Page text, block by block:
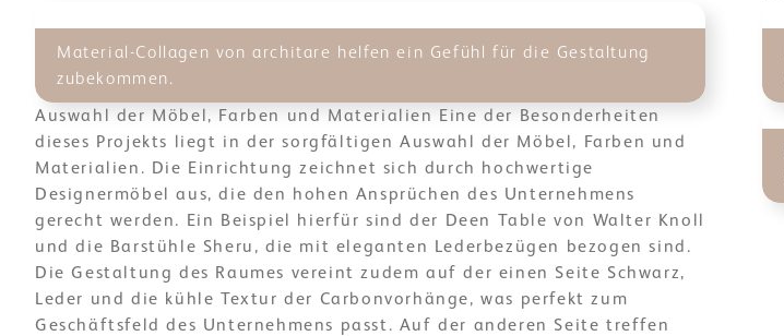
Material-Collagen von architare helfen ein Gefühl für die Gestaltung
zubekommen.
Auswahl der Möbel, Farben und Materialien Eine der Besonderheiten
dieses Projekts liegt in der sorgfältigen Auswahl der Möbel, Farben und
Materialien. Die Einrichtung zeichnet sich durch hochwertige
Designermöbel aus, die den hohen Ansprüchen des Unternehmens
gerecht werden. Ein Beispiel hierfür sind der Deen Table von Walter Knoll
und die Barstühle Sheru, die mit eleganten Lederbezügen bezogen sind.
Die Gestaltung des Raumes vereint zudem auf der einen Seite Schwarz,
Leder und die kühle Textur der Carbonvorhänge, was perfekt zum
Geschäftsfeld des Unternehmens passt. Auf der anderen Seite treffen